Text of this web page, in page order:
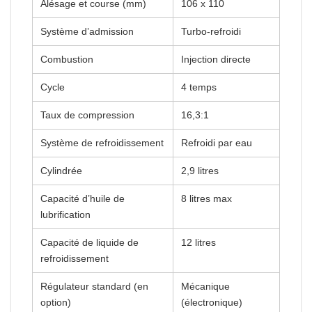
Alésage et course (mm) 106 x 110
Système d’admission Turbo-refroidi
Combustion Injection directe
Cycle 4 temps
Taux de compression 16,3:1
Système de refroidissement Refroidi par eau
Cylindrée 2,9 litres
Capacité d’huile de
lubrification
8 litres max
Capacité de liquide de
refroidissement
12 litres
Régulateur standard (en
option)
Mécanique
(électronique)